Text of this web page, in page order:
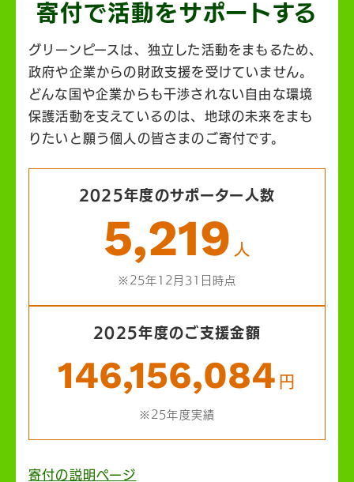
寄付で活動をサポートする
グリーンピースは、独立した活動をまもるため、
政府や企業からの財政支援を受けていません。
どんな国や企業からも干渉されない自由な環境
保護活動を支えているのは、地球の未来をまも
りたいと願う個人の皆さまのご寄付です。
2025年度のサポーター人数
5,219 人
※25年12月31日時点
2025年度のご支援金額
146,156,084 円
※25年度実績
寄付の説明ページ